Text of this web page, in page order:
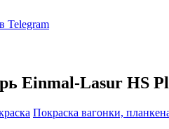
Telegram
Einmal-Lasur HS
Покраска вагонки,